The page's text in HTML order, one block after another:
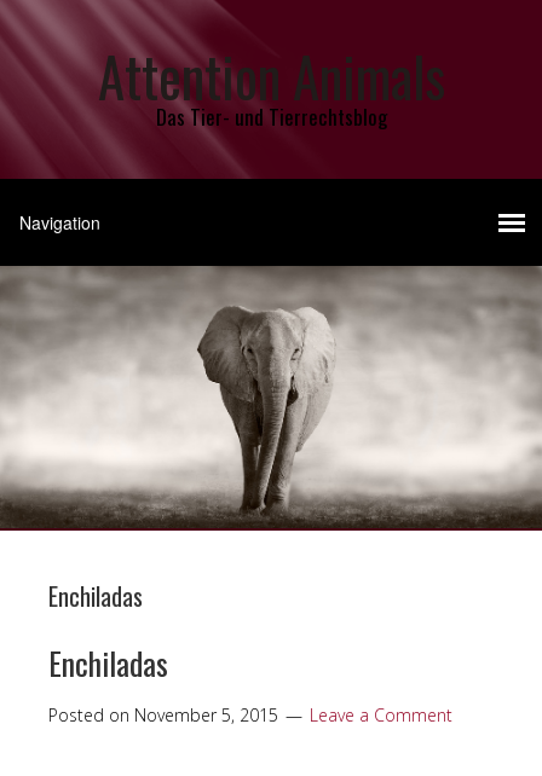
Attention Animals
Das Tier- und Tierrechtsblog
Enchiladas
Enchiladas
Posted on November 5, 2015 Leave a Comment